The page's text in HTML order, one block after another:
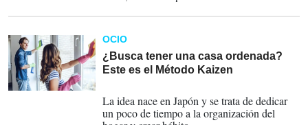
OCIO
¿Busca tener una casa ordenada?
Este es el Método Kaizen
La idea nace en Japón y se trata de dedicar
un poco de tiempo a la organización del